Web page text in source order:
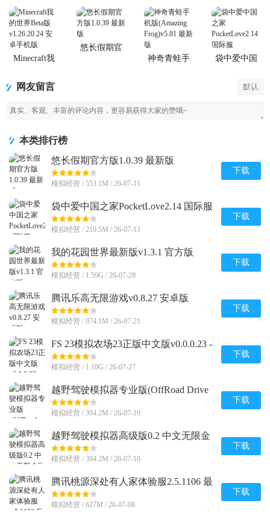
Minecraft我
悠长假期官
神奇青蛙手
袋中爱中国
网友留言 默认
本类排行榜
悠长假期官方版1.0.39 最新版
模拟经营 / 553.1M / 26-07-11
下载
袋中爱中国之家PocketLove2.14 国际服
模拟经营 / 210.5M / 26-07-13
下载
我的花园世界最新版v1.3.1 官方版
模拟经营 / 1.59G / 26-07-28
下载
腾讯乐高无限游戏v0.8.27 安卓版
模拟经营 / 974.1M / 26-07-21
下载
FS 23模拟农场23正版中文版v0.0.0.23 -
Google 谷歌版
模拟经营 / 1.10G / 26-07-27
下载
越野驾驶模拟器专业版(OffRoad Drive
Pro)0.2 中文安卓最新版
模拟经营 / 394.2M / 26-07-10
下载
越野驾驶模拟器高级版0.2 中文无限金
币版
模拟经营 / 394.2M / 26-07-10
下载
腾讯桃源深处有人家体验服2.5.1106 最
新版
模拟经营 / 627M / 26-07-08
下载